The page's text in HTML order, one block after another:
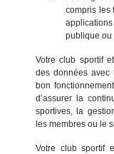
compris les
publique ou
Votre club sportif
des données avec
bon
d’assurer la
sportives, la
les membres ou le
Votre club sportif